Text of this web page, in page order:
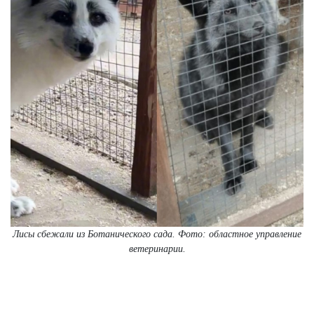
Лисы сбежали из Ботанического сада. Фото: областное управление
ветеринарии.